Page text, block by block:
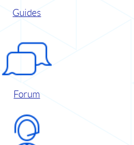
Guides
Forum